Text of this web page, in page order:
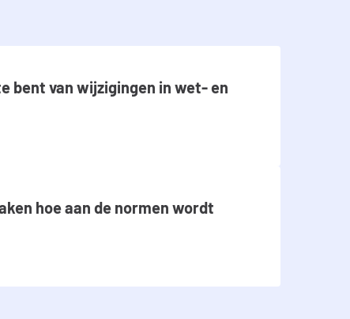
bent van wijzigingen in wet- en
hoe aan de normen wordt